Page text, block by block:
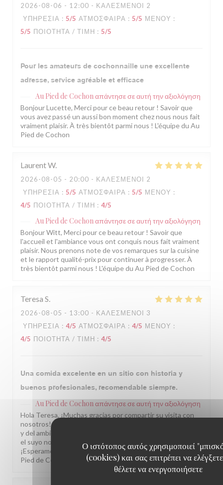
Ο ιστότοπος αυτός χρησιμοποιεί
(cookies) και σας επιτρέπει να ελέγξετε
θέλετε να ενεργοποιήσετε
2026-08-06 - 12:00 - ΚΑΛΕΣΜΈΝΟΙ 2
ΥΠΗΡΕΣΊΑ : 5/5 ΑΤΜΌΣΦΑΙΡΑ : 5/5 ΜΕΝΟΎ :
5/5 ΠΟΙΌΤΗΤΑ / ΤΙΜΉ : 5/5
Pour les amateurs de cochonnaille une excellente
adresse, service agréable et efficace
Au Pied de Cochonαπάντησε σε αυτή την αξιολόγηση
Bonjour Lucette, Merci pour ce beau retour ! Savoir que
vous avez passé un aussi bon moment chez nous nous fait
vraiment plaisir. À très bientôt parmi nous ! L'équipe du Au
Pied de Cochon
LaurentW
2026-08-05 - 20:00 - ΚΑΛΕΣΜΈΝΟΙ 2
ΥΠΗΡΕΣΊΑ : 5/5 ΑΤΜΌΣΦΑΙΡΑ : 5/5 ΜΕΝΟΎ :
4/5 ΠΟΙΌΤΗΤΑ / ΤΙΜΉ : 4/5
Au Pied de Cochonαπάντησε σε αυτή την αξιολόγηση
Bonjour Witt, Merci pour ce beau retour ! Savoir que
l'accueil et l'ambiance vous ont conquis nous fait vraiment
plaisir. Nous prenons note de vos remarques sur la cuisine
et le rapport qualité-prix pour continuer à progresser. À
très bientôt parmi nous ! L'équipe du Au Pied de Cochon
Teresa S
2026-08-05 - 13:00 - ΚΑΛΕΣΜΈΝΟΙ 3
ΥΠΗΡΕΣΊΑ : 4/5 ΑΤΜΌΣΦΑΙΡΑ : 4/5 ΜΕΝΟΎ :
4/5 ΠΟΙΌΤΗΤΑ / ΤΙΜΉ : 4/5
Una comida excelente en un sitio con historia y
buenos profesionales, recomendable siempre.
Au Pied de Cochonαπάντησε σε αυτή την αξιολόγηση
Hola Teresa, ¡Muchas gracias por compartir su visita con
nosotros! Nos alegra saber que disfrutó de nuestra cocina
y del ambiente de nuestro restaurante. Comentarios como
el suyo nos motivan a seguir cuidando cada detalle.
¡Esperamos volver a recibirle muy pronto! L'équipe du Au
Pied de Cochon